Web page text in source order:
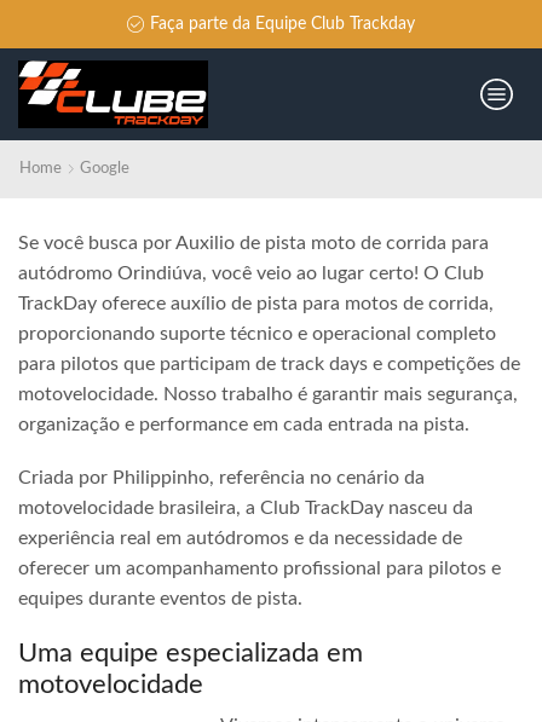
Faça parte da Equipe Club Trackday
Home Google
Se você busca por Auxilio de pista moto de corrida para
autódromo Orindiúva, você veio ao lugar certo! O Club
TrackDay oferece auxílio de pista para motos de corrida,
proporcionando suporte técnico e operacional completo
para pilotos que participam de track days e competições de
motovelocidade. Nosso trabalho é garantir mais segurança,
organização e performance em cada entrada na pista.
Criada por Philippinho, referência no cenário da
motovelocidade brasileira, a Club TrackDay nasceu da
experiência real em autódromos e da necessidade de
oferecer um acompanhamento profissional para pilotos e
equipes durante eventos de pista.
Uma equipe especializada em
motovelocidade